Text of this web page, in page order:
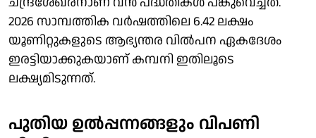
2026 സാമ്പത്തിക വർഷത്തിലെ 6.42 ലക്ഷം
യൂണിറ്റുകളുടെ ആഭ്യന്തര വിൽപന ഏകദേശം
ഇരട്ടിയാക്കുകയാണ് കമ്പനി ഇതിലൂടെ
ലക്ഷ്യമിടുന്നത്.
പുതിയ ഉൽപ്പന്നങ്ങളും വിപണി